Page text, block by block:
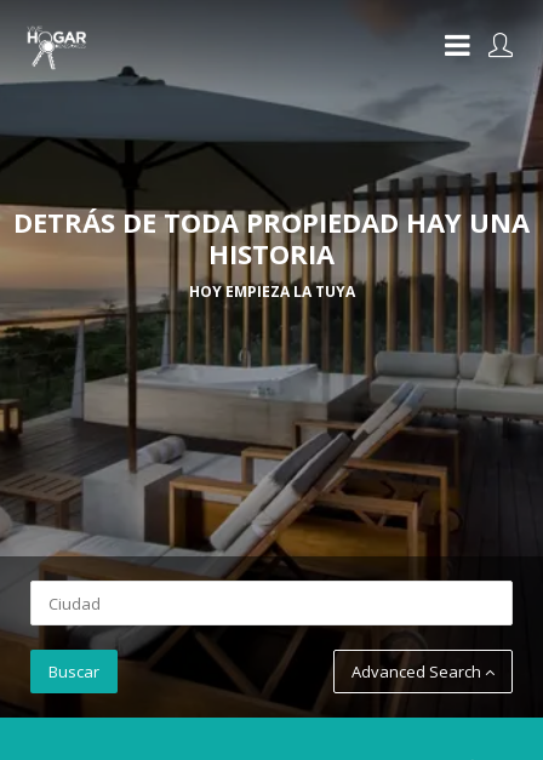
DETRÁS DE TODA PROPIEDAD HAY UNA
HISTORIA
HOY EMPIEZA LA TUYA
Advanced Search